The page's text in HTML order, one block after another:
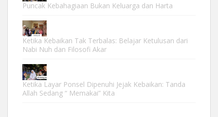
Puncak Kebahagiaan Bukan Keluarga dan Harta
Ketika Kebaikan Tak Terbalas: Belajar Ketulusan dari
Nabi Nuh dan Filosofi Akar
Ketika Layar Ponsel Dipenuhi Jejak Kebaikan: Tanda
Allah Sedang “ Memakai” Kita